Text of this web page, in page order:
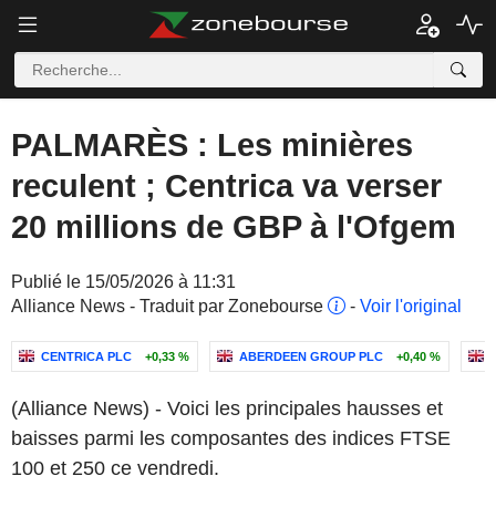
PALMARÈS : Les minières
reculent ; Centrica va verser
20 millions de GBP à l'Ofgem
Publié le 15/05/2026 à 11:31
Alliance News - Traduit par Zonebourse
- Voir l'original
CENTRICA PLC +0,33 % ABERDEEN GROUP PLC +0,40 %
(Alliance News) - Voici les principales hausses et
baisses parmi les composantes des indices FTSE
100 et 250 ce vendredi.